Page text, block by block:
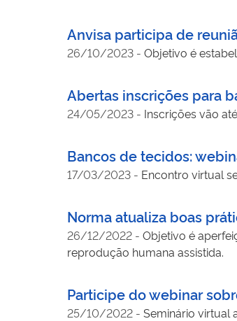
Anvisa participa de
26/10/2023 - Objetivo é
Abertas inscrições para
24/05/2023 - Inscrições vão
Bancos de tecidos:
17/03/2023 - Encontro virtual
Norma atualiza boas
26/12/2022 - Objetivo é
reprodução humana assistida.
Participe do webinar
25/10/2022 - Seminário virtual